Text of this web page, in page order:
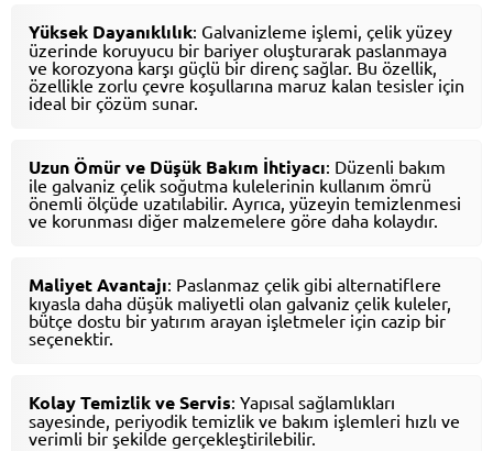
Yüksek Dayanıklılık: Galvanizleme işlemi, çelik yüzey
üzerinde koruyucu bir bariyer oluşturarak paslanmaya
ve korozyona karşı güçlü bir direnç sağlar. Bu özellik,
özellikle zorlu çevre koşullarına maruz kalan tesisler için
ideal bir çözüm sunar.
Uzun Ömür ve Düşük Bakım İhtiyacı: Düzenli bakım
ile galvaniz çelik soğutma kulelerinin kullanım ömrü
önemli ölçüde uzatılabilir. Ayrıca, yüzeyin temizlenmesi
ve korunması diğer malzemelere göre daha kolaydır.
Maliyet Avantajı: Paslanmaz çelik gibi alternatiflere
kıyasla daha düşük maliyetli olan galvaniz çelik kuleler,
bütçe dostu bir yatırım arayan işletmeler için cazip bir
seçenektir.
Kolay Temizlik ve Servis: Yapısal sağlamlıkları
sayesinde, periyodik temizlik ve bakım işlemleri hızlı ve
verimli bir şekilde gerçekleştirilebilir.